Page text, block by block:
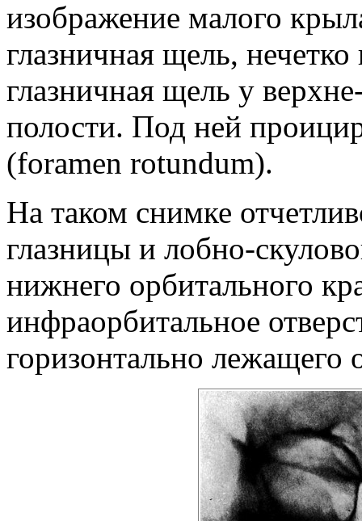
изображение малого
глазничная щель,
глазничная щель у
полости. Под ней
(foramen rotundum).
На таком снимке
глазницы и лобно-
нижнего орбитального
инфраорбитальное
горизонтально лежащего